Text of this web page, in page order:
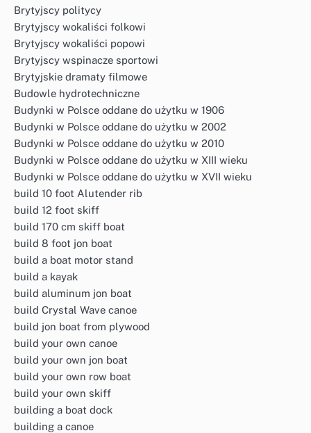
Brytyjscy politycy
Brytyjscy wokaliści folkowi
Brytyjscy wokaliści popowi
Brytyjscy wspinacze sportowi
Brytyjskie dramaty filmowe
Budowle hydrotechniczne
Budynki w Polsce oddane do użytku w 1906
Budynki w Polsce oddane do użytku w 2002
Budynki w Polsce oddane do użytku w 2010
Budynki w Polsce oddane do użytku w XIII wieku
Budynki w Polsce oddane do użytku w XVII wieku
build 10 foot Alutender rib
build 12 foot skiff
build 170 cm skiff boat
build 8 foot jon boat
build a boat motor stand
build a kayak
build aluminum jon boat
build Crystal Wave canoe
build jon boat from plywood
build your own canoe
build your own jon boat
build your own row boat
build your own skiff
building a boat dock
building a canoe